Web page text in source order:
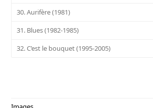
30. Aurifère (1981)
31. Blues (1982-1985)
32. C’est le bouquet (1995-2005)